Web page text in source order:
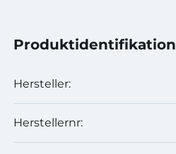
Produktidentifikation
Hersteller:
Herstellernr: